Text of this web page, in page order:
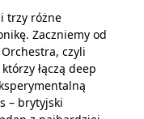
trzy różne
Zaczniemy od
czyli
łączą deep
– brytyjski